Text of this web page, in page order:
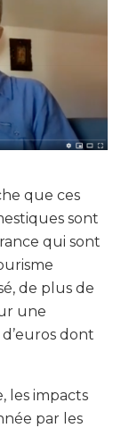
que ces
sont
qui sont
de plus de
une
dont
les impacts
par les